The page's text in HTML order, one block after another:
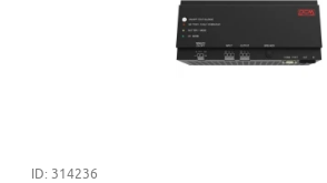
ID: 314236